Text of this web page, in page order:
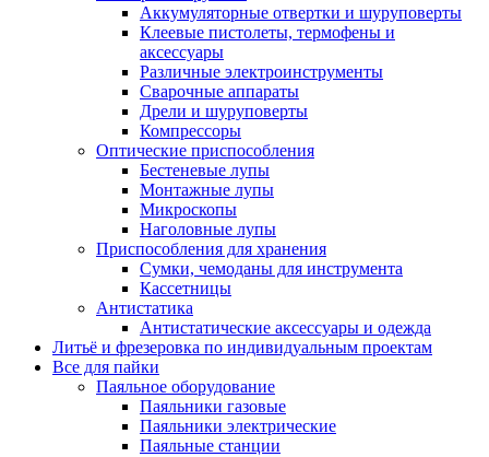
Аккумуляторные отвертки и шуруповерты
Клеевые пистолеты, термофены и
аксессуары
Различные электроинструменты
Сварочные аппараты
Дрели и шуруповерты
Компрессоры
Оптические приспособления
Бестеневые лупы
Монтажные лупы
Микроскопы
Наголовные лупы
Приспособления для хранения
Сумки, чемоданы для инструмента
Кассетницы
Антистатика
Антистатические аксессуары и одежда
Литьё и фрезеровка по индивидуальным проектам
Все для пайки
Паяльное оборудование
Паяльники газовые
Паяльники электрические
Паяльные станции